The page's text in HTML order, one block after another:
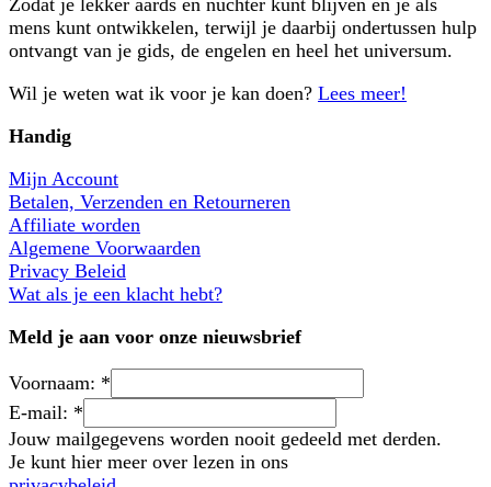
Zodat je lekker aards en nuchter kunt blijven en je als
mens kunt ontwikkelen, terwijl je daarbij ondertussen hulp
ontvangt van je gids, de engelen en heel het universum.
Wil je weten wat ik voor je kan doen? Lees meer!
Handig
Mijn Account
Betalen, Verzenden en Retourneren
Affiliate worden
Algemene Voorwaarden
Privacy Beleid
Wat als je een klacht hebt?
Meld je aan voor onze nieuwsbrief
Voornaam: *
E-mail: *
Jouw mailgegevens worden nooit gedeeld met derden.
Je kunt hier meer over lezen in ons